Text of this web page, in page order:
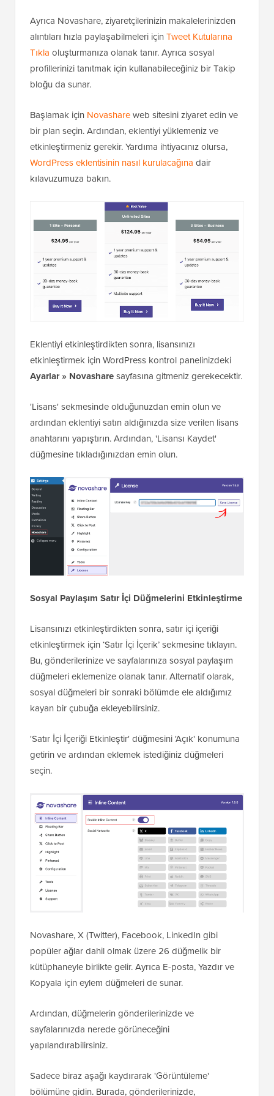
Ayrıca Novashare, ziyaretçilerinizin makalelerinizden
alıntıları hızla paylaşabilmeleri için Tweet Kutularına
Tıkla oluşturmanıza olanak tanır. Ayrıca sosyal
profillerinizi tanıtmak için kullanabileceğiniz bir Takip
bloğu da sunar.
Başlamak için Novashareweb sitesini ziyaret edin ve
bir plan seçin. Ardından, eklentiyi yüklemeniz ve
etkinleştirmeniz gerekir. Yardıma ihtiyacınız olursa,
WordPress eklentisinin nasıl kurulacağına dair
kılavuzumuza bakın.
Eklentiyi etkinleştirdikten sonra, lisansınızı
etkinleştirmek için WordPress kontrol panelinizdeki
Ayarlar » Novasharesayfasına gitmeniz gerekecektir.
'Lisans' sekmesinde olduğunuzdan emin olun ve
ardından eklentiyi satın aldığınızda size verilen lisans
anahtarını yapıştırın. Ardından, 'Lisansı Kaydet'
düğmesine tıkladığınızdan emin olun.
Sosyal Paylaşım Satır İçi Düğmelerini Etkinleştirme
Lisansınızı etkinleştirdikten sonra, satır içi içeriği
etkinleştirmek için ‘Satır İçi İçerik’ sekmesine tıklayın.
Bu, gönderilerinize ve sayfalarınıza sosyal paylaşım
düğmeleri eklemenize olanak tanır. Alternatif olarak,
sosyal düğmeleri bir sonraki bölümde ele aldığımız
kayan bir çubuğa ekleyebilirsiniz.
'Satır İçi İçeriği Etkinleştir' düğmesini 'Açık' konumuna
getirin ve ardından eklemek istediğiniz düğmeleri
seçin.
Novashare, X (Twitter), Facebook, LinkedIn gibi
popüler ağlar dahil olmak üzere 26 düğmelik bir
kütüphaneyle birlikte gelir. Ayrıca E-posta, Yazdır ve
Kopyala için eylem düğmeleri de sunar.
Ardından, düğmelerin gönderilerinizde ve
sayfalarınızda nerede görüneceğini
yapılandırabilirsiniz.
Sadece biraz aşağı kaydırarak 'Görüntüleme'
bölümüne gidin. Burada, gönderilerinizde,